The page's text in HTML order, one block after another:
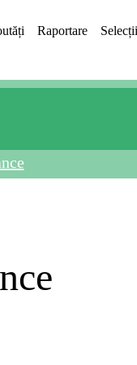
Raportare